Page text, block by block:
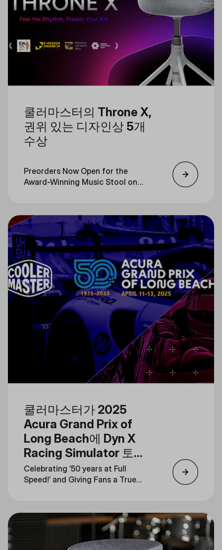
쿨러마스터의 Throne X,
권위 있는 디자인상 5개
수상
Preorders Now Open for the
Award-Winning Music Stool on
쿨러마스터가 2025
Acura Grand Prix of
Long Beach에 Dyn X
Racing Simulator 토너
먼트를 선보입니다.
Celebrating ’50 years at Full
Speed!’ and Giving Fans a True